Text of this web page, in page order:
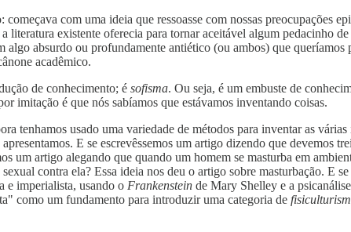
com uma ideia que ressoasse com nossas preocupações
existente oferecia para tornar aceitável algum pedacinho
absurdo ou profundamente antiético (ou ambos) que
acadêmico.
de conhecimento; é sofisma. Ou seja, é um embuste de
imitação é que nós sabíamos que estávamos inventando coisas.
tenhamos usado uma variedade de métodos para inventar as
E se escrevêssemos um artigo dizendo que devemos
um artigo alegando que quando um homem se masturba em
contra ela? Essa ideia nos deu o artigo sobre masturbação. E
e imperialista, usando o Frankenstein de Mary Shelley e a
como um fundamento para introduzir uma categoria de